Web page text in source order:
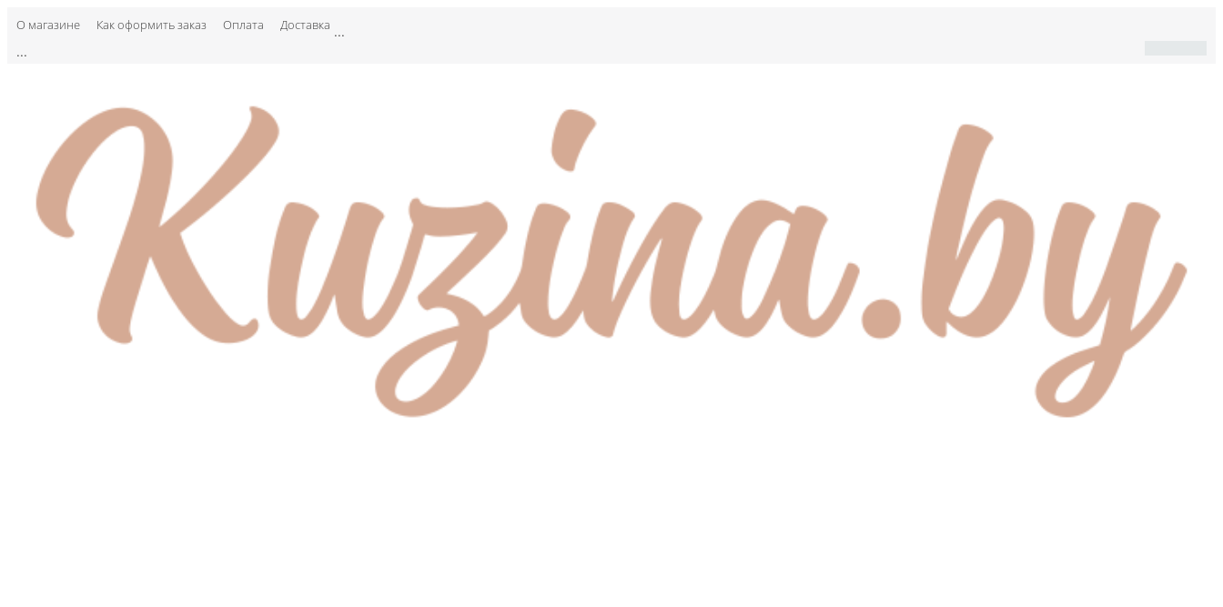
О магазине Как оформить заказ Оплата Доставка ...
...